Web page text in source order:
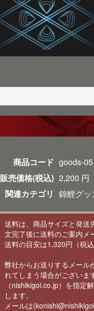
商品コード goods-05
販売価格(税込) 2,200 円
関連カテゴリ 錦鯉グッ
送料は、商品サイズと発送
文完了後に送料のご案内メ
送料の目安は1,320円（税込
弊社からお送りするメール
れてしまう場合がございま
（nishikigoi.co.jp）を指定
します。
メールは